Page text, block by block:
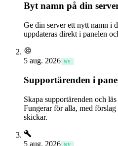
Byt namn på din
Ge din server ett nytt namn i
uppdateras direkt i panelen
5 aug. 2026 NY
Supportärenden i
Skapa supportärenden och
Fungerar för alla, med
skickar.
5 aug. 2026 NY